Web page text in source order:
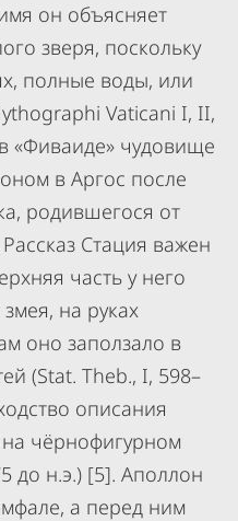
он объясняет
зверя, поскольку
полные воды, или
Vaticani I, II,
«Фиваиде» чудовище
в Аргос после
родившегося от
Стация важен
часть у него
на руках
оно заползало в
(Stat. Theb., I, 598–
описания
чёрнофигурном
до н.э.) [5]. Аполлон
а перед ним